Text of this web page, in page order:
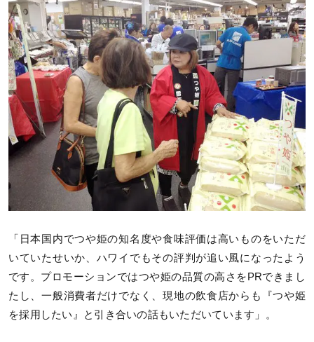
「日本国内でつや姫の知名度や食味評価は高いものをいただ
いていたせいか、ハワイでもその評判が追い風になったよう
です。プロモーションではつや姫の品質の高さをPRできまし
たし、一般消費者だけでなく、現地の飲食店からも『つや姫
を採用したい』と引き合いの話もいただいています」。